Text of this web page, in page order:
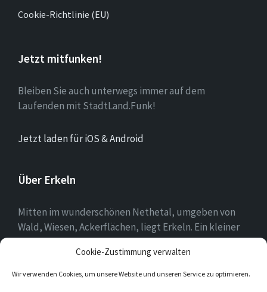
Cookie-Zustimmung verwalten
Wir verwenden Cookies, um unsere Website und unseren Service zu optimieren.
Cookie-Richtlinie (EU)
Jetzt mitfunken!
Bleiben Sie auch unterwegs immer auf dem
Laufenden mit StadtLand.Funk!
Jetzt laden für iOS & Android
Über Erkeln
Mitten im wunderschönen Nethetal, umgeben von
Wald, Wiesen, Ackerflächen, liegt Erkeln. Ein kleiner
Ort, in dem sich die Menschen mit ihrer Heimat
identifizieren und es schätzen, hier zu leben.